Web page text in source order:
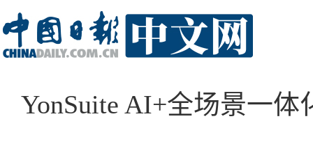
YonSuite AI+全场景一